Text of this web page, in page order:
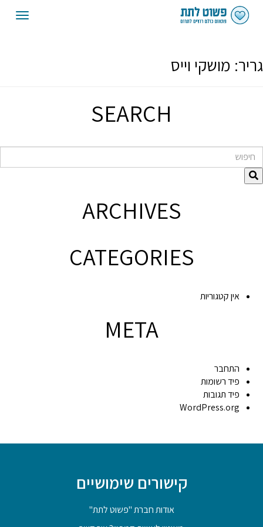
גריר: מושקי וייס
SEARCH
חיפוש
ARCHIVES
CATEGORIES
אין קטגוריות
META
התחבר
פיד רשומות
פיד תגובות
WordPress.org
קישורים שימושיים
אודות חברת "פשוט לתת"